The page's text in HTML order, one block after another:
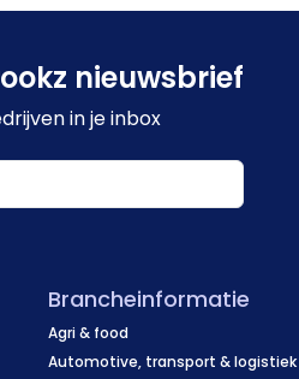
nieuwsbrief
in je inbox
Brancheinformatie
Agri & food
Automotive, transport & logistiek